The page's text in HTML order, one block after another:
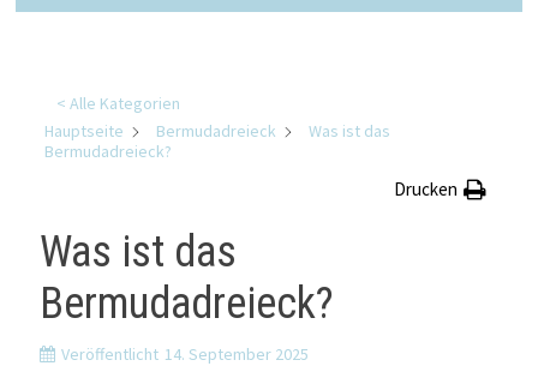
< Alle Kategorien
Hauptseite
Bermudadreieck
Was ist das
Bermudadreieck?
Drucken
Was ist das
Bermudadreieck?
Veröffentlicht 14. September 2025